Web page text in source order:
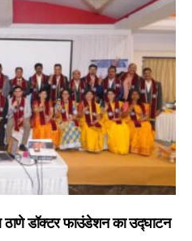
डॉक्टर फाउंडेशन का उद्घाटन